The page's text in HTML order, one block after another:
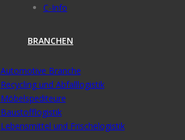
C-Info
BRANCHEN
Automotive Branche
Recycling und Abfalllogistik
Möbelspediteure
Baustofflogistik
Lebensmittel und Frischelogistik